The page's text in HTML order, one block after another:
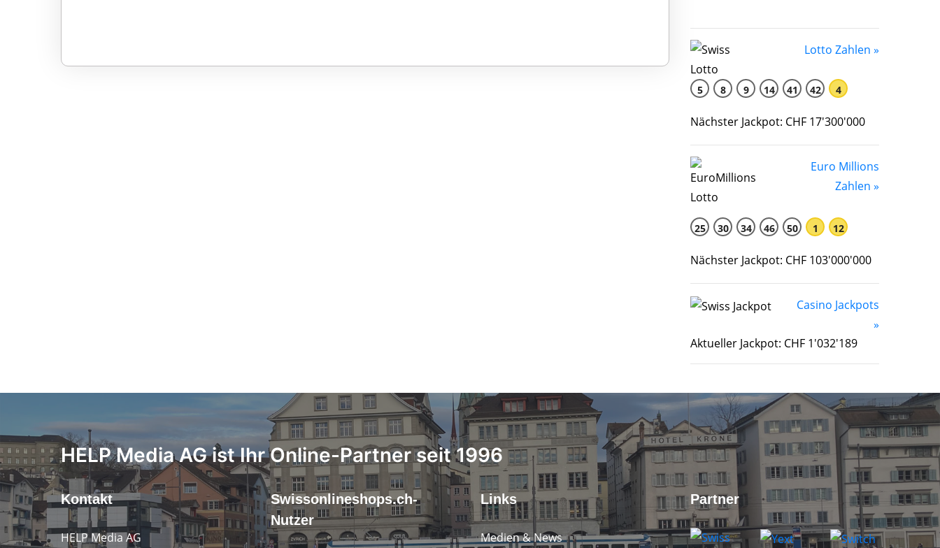
Lotto Zahlen »
5 8 9 14 41 42 4
Nächster Jackpot: CHF 17'300'000
Euro Millions
Zahlen »
25 30 34 46 50 1 12
Nächster Jackpot: CHF 103'000'000
Casino Jackpots
»
Aktueller Jackpot: CHF 1'032'189
HELP Media AG ist Ihr Online-Partner seit 1996
Kontakt
HELP Media AG
Swissonlineshops.ch-
Nutzer
Links
Medien & News
Partner